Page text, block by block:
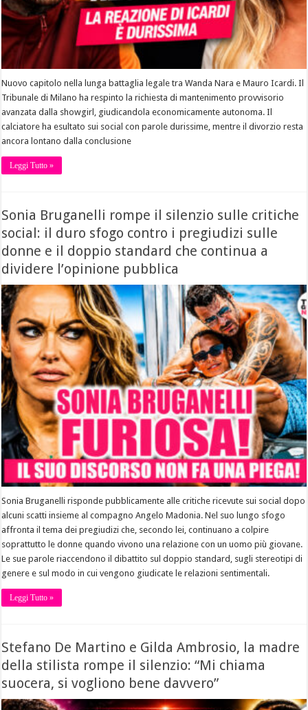
Nuovo capitolo nella lunga battaglia legale tra Wanda Nara e Mauro Icardi. Il
Tribunale di Milano ha respinto la richiesta di mantenimento provvisorio
avanzata dalla showgirl, giudicandola economicamente autonoma. Il
calciatore ha esultato sui social con parole durissime, mentre il divorzio resta
ancora lontano dalla conclusione
Leggi Tutto »
Sonia Bruganelli rompe il silenzio sulle critiche
social: il duro sfogo contro i pregiudizi sulle
donne e il doppio standard che continua a
dividere l’opinione pubblica
Sonia Bruganelli risponde pubblicamente alle critiche ricevute sui social dopo
alcuni scatti insieme al compagno Angelo Madonia. Nel suo lungo sfogo
affronta il tema dei pregiudizi che, secondo lei, continuano a colpire
soprattutto le donne quando vivono una relazione con un uomo più giovane.
Le sue parole riaccendono il dibattito sul doppio standard, sugli stereotipi di
genere e sul modo in cui vengono giudicate le relazioni sentimentali.
Leggi Tutto »
Stefano De Martino e Gilda Ambrosio, la madre
della stilista rompe il silenzio: “Mi chiama
suocera, si vogliono bene davvero”